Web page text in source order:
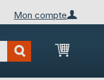
Mon compte
Mon